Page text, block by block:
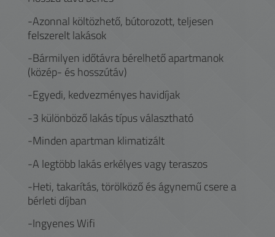
-Azonnal költözhető, bútorozott, teljesen
felszerelt lakások
-Bármilyen időtávra bérelhető apartmanok
(közép- és hosszútáv)
-Egyedi, kedvezményes havidíjak
-3 különböző lakás típus választható
-Minden apartman klimatizált
-A legtöbb lakás erkélyes vagy teraszos
-Heti, takarítás, törölköző és ágynemű csere a
bérleti díjban
-Ingyenes Wifi